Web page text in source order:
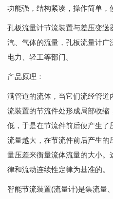
功能强，结构紧凑，操作简单，
孔板流量计节流装置与差压变
汽、气体的流量，孔板流量计广
电力、轻工等部门。
产品原理：
满管道的流体，当它们流经管
流装置的节流件处形成局部收缩
低，于是在节流件前后便产生了
流量越大，在节流件前后产生的
量压差来衡量流体流量的大小。
律和流动连续性定律为基准的。
智能节流装置(流量计)是集流量